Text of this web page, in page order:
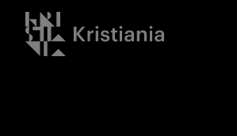
Kristiania logo